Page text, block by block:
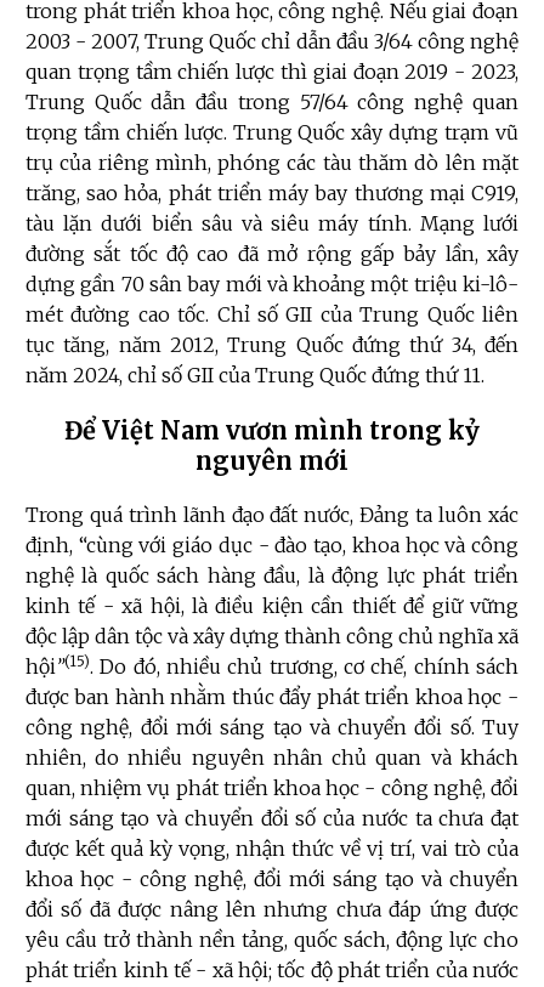
trong phát triển khoa học, công nghệ. Nếu giai đoạn
2003 - 2007, Trung Quốc chỉ dẫn đầu 3/64 công nghệ
quan trọng tầm chiến lược thì giai đoạn 2019 - 2023,
Trung Quốc dẫn đầu trong 57/64 công nghệ quan
trọng tầm chiến lược. Trung Quốc xây dựng trạm vũ
trụ của riêng mình, phóng các tàu thăm dò lên mặt
trăng, sao hỏa, phát triển máy bay thương mại C919,
tàu lặn dưới biển sâu và siêu máy tính. Mạng lưới
đường sắt tốc độ cao đã mở rộng gấp bảy lần, xây
dựng gần 70 sân bay mới và khoảng một triệu ki-lô-
mét đường cao tốc. Chỉ số GII của Trung Quốc liên
tục tăng, năm 2012, Trung Quốc đứng thứ 34, đến
năm 2024, chỉ số GII của Trung Quốc đứng thứ 11.
Để Việt Nam vươn mình trong kỷ
nguyên mới
Trong quá trình lãnh đạo đất nước, Đảng ta luôn xác
định, “cùng với giáo dục - đào tạo, khoa học và công
nghệ là quốc sách hàng đầu, là động lực phát triển
kinh tế - xã hội, là điều kiện cần thiết để giữ vững
độc lập dân tộc và xây dựng thành công chủ nghĩa xã
hội”(15). Do đó, nhiều chủ trương, cơ chế, chính sách
được ban hành nhằm thúc đẩy phát triển khoa học -
công nghệ, đổi mới sáng tạo và chuyển đổi số. Tuy
nhiên, do nhiều nguyên nhân chủ quan và khách
quan, nhiệm vụ phát triển khoa học - công nghệ, đổi
mới sáng tạo và chuyển đổi số của nước ta chưa đạt
được kết quả kỳ vọng, nhận thức về vị trí, vai trò của
khoa học - công nghệ, đổi mới sáng tạo và chuyển
đổi số đã được nâng lên nhưng chưa đáp ứng được
yêu cầu trở thành nền tảng, quốc sách, động lực cho
phát triển kinh tế - xã hội; tốc độ phát triển của nước